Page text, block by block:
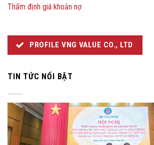
Thẩm định giá khoản nợ
PROFILE VNG VALUE CO., LTD
TIN TỨC NỔI BẬT